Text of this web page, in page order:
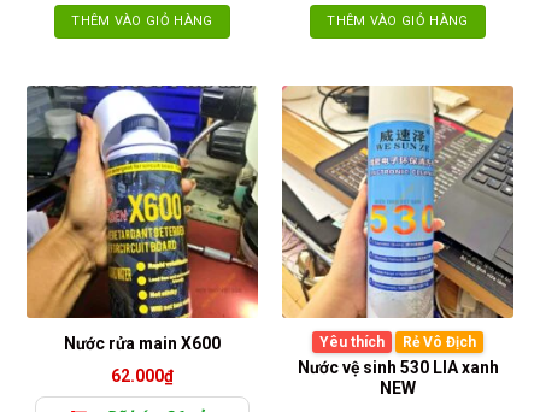
THÊM VÀO GIỎ HÀNG THÊM VÀO GIỎ HÀNG
Nước rửa main X600
62.000₫
Yêu thích Rẻ Vô Địch
Nước vệ sinh 530 LIA xanh
NEW